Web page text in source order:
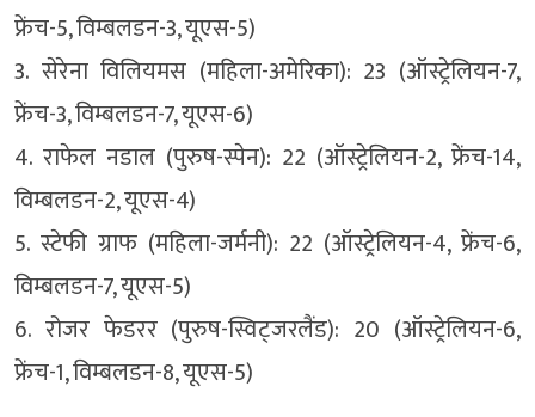
फ्रेंच-5, विम्बलडन-3, यूएस-5)
3. सेरेना विलियमस (महिला-अमेरिका): 23 (ऑस्ट्रेलियन-7,
फ्रेंच-3, विम्बलडन-7, यूएस-6)
4. राफेल नडाल (पुरुष-स्पेन): 22 (ऑस्ट्रेलियन-2, फ्रेंच-14,
विम्बलडन-2, यूएस-4)
5. स्टेफी ग्राफ (महिला-जर्मनी): 22 (ऑस्ट्रेलियन-4, फ्रेंच-6,
विम्बलडन-7, यूएस-5)
6. रोजर फेडरर (पुरुष-स्विट्जरलैंड): 20 (ऑस्ट्रेलियन-6,
फ्रेंच-1, विम्बलडन-8, यूएस-5)